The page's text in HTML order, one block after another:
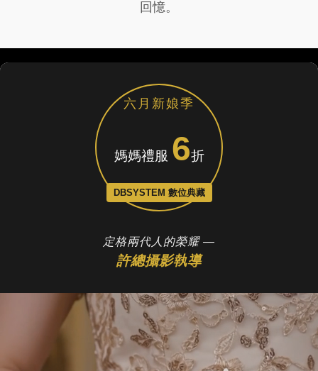
回憶。
六月新娘季
媽媽禮服 6折
DBSYSTEM 數位典藏
定格兩代人的榮耀 —
許總攝影執導